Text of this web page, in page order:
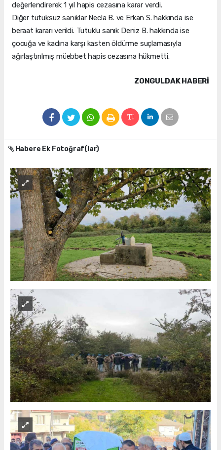
değerlendirerek 1 yıl hapis cezasına karar verdi.
Diğer tutuksuz sanıklar Necla B. ve Erkan S. hakkında ise
beraat kararı verildi. Tutuklu sanık Deniz B. hakkında ise
çocuğa ve kadına karşı kasten öldürme suçlamasıyla
ağırlaştırılmış müebbet hapis cezasına hükmetti.
ZONGULDAK HABERİ
Habere Ek Fotoğraf(lar)